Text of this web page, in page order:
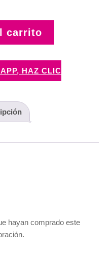
carrito
HAZ CLIC
hayan comprado este